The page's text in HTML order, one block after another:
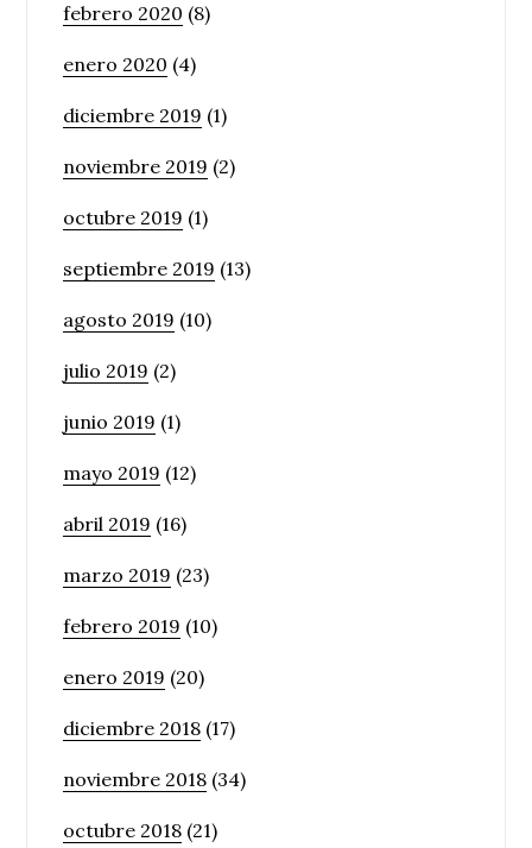
febrero 2020 (8)
enero 2020 (4)
diciembre 2019 (1)
noviembre 2019 (2)
octubre 2019 (1)
septiembre 2019 (13)
agosto 2019 (10)
julio 2019 (2)
junio 2019 (1)
mayo 2019 (12)
abril 2019 (16)
marzo 2019 (23)
febrero 2019 (10)
enero 2019 (20)
diciembre 2018 (17)
noviembre 2018 (34)
octubre 2018 (21)